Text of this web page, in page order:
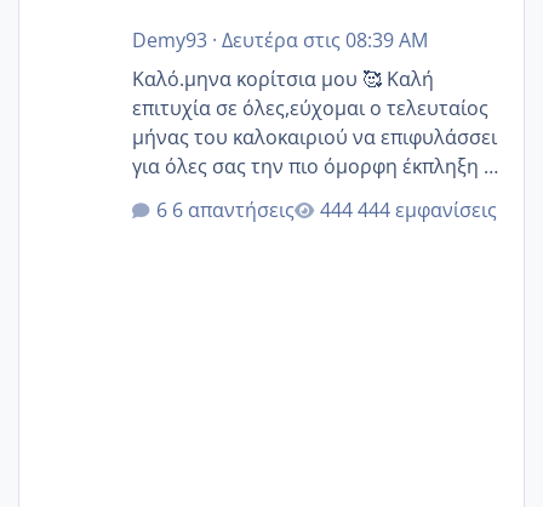
Demy93· Δευτέρα στις 08:39 AM
Καλό.μηνα κορίτσια μου 🥰 Καλή
επιτυχία σε όλες,εύχομαι ο τελευταίος
μήνας του καλοκαιριού να επιφυλάσσει
για όλες σας την πιο όμορφη έκπληξη 🧿
@Elk @Melikara86 @Παρασκευαιδου
@Zenia z @melitiniღ @Christi.D.
6 απαντήσεις 444 εμφανίσεις